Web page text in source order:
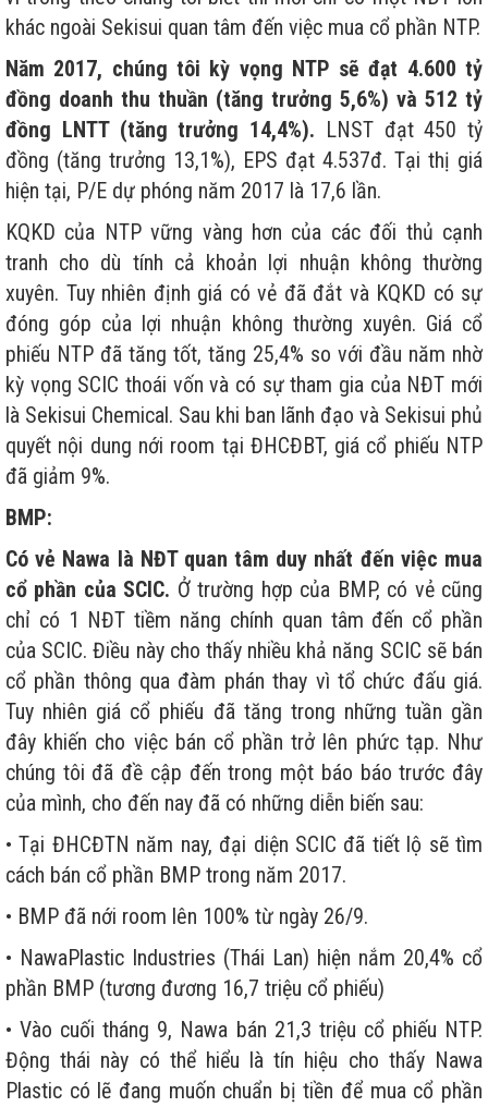
khác ngoài Sekisui quan tâm đến việc mua cổ phần NTP.
Năm 2017, chúng tôi kỳ vọng NTP sẽ đạt 4.600 tỷ
đồng doanh thu thuần (tăng trưởng 5,6%) và 512 tỷ
đồng LNTT (tăng trưởng 14,4%). LNST đạt 450 tỷ
đồng (tăng trưởng 13,1%), EPS đạt 4.537đ. Tại thị giá
hiện tại, P/E dự phóng năm 2017 là 17,6 lần.
KQKD của NTP vững vàng hơn của các đối thủ cạnh
tranh cho dù tính cả khoản lợi nhuận không thường
xuyên. Tuy nhiên định giá có vẻ đã đắt và KQKD có sự
đóng góp của lợi nhuận không thường xuyên. Giá cổ
phiếu NTP đã tăng tốt, tăng 25,4% so với đầu năm nhờ
kỳ vọng SCIC thoái vốn và có sự tham gia của NĐT mới
là Sekisui Chemical. Sau khi ban lãnh đạo và Sekisui phủ
quyết nội dung nới room tại ĐHCĐBT, giá cổ phiếu NTP
đã giảm 9%.
BMP:
Có vẻ Nawa là NĐT quan tâm duy nhất đến việc mua
cổ phần của SCIC. Ở trường hợp của BMP, có vẻ cũng
chỉ có 1 NĐT tiềm năng chính quan tâm đến cổ phần
của SCIC. Điều này cho thấy nhiều khả năng SCIC sẽ bán
cổ phần thông qua đàm phán thay vì tổ chức đấu giá.
Tuy nhiên giá cổ phiếu đã tăng trong những tuần gần
đây khiến cho việc bán cổ phần trở lên phức tạp. Như
chúng tôi đã đề cập đến trong một báo báo trước đây
của mình, cho đến nay đã có những diễn biến sau:
• Tại ĐHCĐTN năm nay, đại diện SCIC đã tiết lộ sẽ tìm
cách bán cổ phần BMP trong năm 2017.
• BMP đã nới room lên 100% từ ngày 26/9.
• NawaPlastic Industries (Thái Lan) hiện nắm 20,4% cổ
phần BMP (tương đương 16,7 triệu cổ phiếu)
• Vào cuối tháng 9, Nawa bán 21,3 triệu cổ phiếu NTP.
Động thái này có thể hiểu là tín hiệu cho thấy Nawa
Plastic có lẽ đang muốn chuẩn bị tiền để mua cổ phần